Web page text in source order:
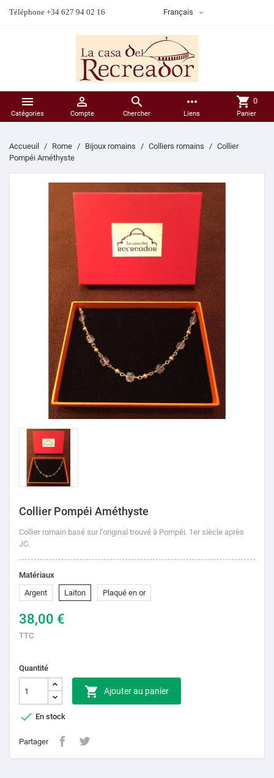
Téléphone +34 627 94 02 16 Français 

Catégories

Compte

Chercher
more_horiz
Liens
shopping_cart 0
Panier
Accueuil Rome Bijoux romains Colliers romains
Collier
Pompéi Améthyste
Collier Pompéi Améthyste
Collier romain basé sur l'original trouvé à Pompéi. 1er siècle après
JC.
Matériaux
Argent
Laiton Plaqué en or
38,00 €
TTC
Quantité
 Ajouter au panier
 En stock
Partager